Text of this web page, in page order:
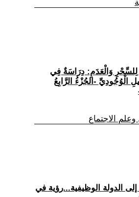
لِلسِّحْرِ وَالْعَدَمِ: دِرَاسَةٌ فِي
الْوُجُودِيِّ -الجُزْءُ الرَّابِعُ
الاجتماع
إلى الدولة الوظيفية...رؤية في